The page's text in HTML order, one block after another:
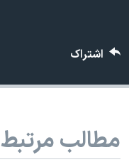
چهل سال گروگان‌گیری
قانون شفافیت دارائی
اسرائیل در جنگ
اشتراک
مطالب مرتبط